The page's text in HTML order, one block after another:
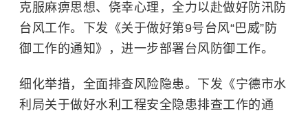
克服麻痹思想、侥幸心理，全力以赴做好防汛防
台风工作。下发《关于做好第9号台风“巴威”防
御工作的通知》，进一步部署台风防御工作。
细化举措，全面排查风险隐患。下发《宁德市水
利局关于做好水利工程安全隐患排查工作的通